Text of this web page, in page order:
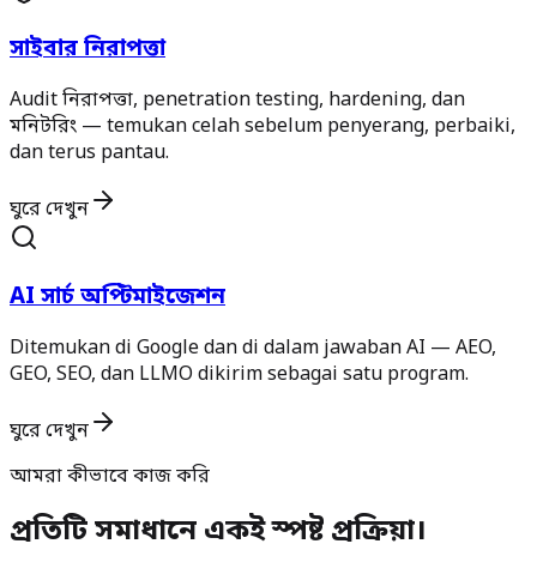
সাইবার নিরাপত্তা
Audit নিরাপত্তা, penetration testing, hardening, dan
মনিটরিং — temukan celah sebelum penyerang, perbaiki,
dan terus pantau.
ঘুরে দেখুন
AI সার্চ অপ্টিমাইজেশন
Ditemukan di Google dan di dalam jawaban AI — AEO,
GEO, SEO, dan LLMO dikirim sebagai satu program.
ঘুরে দেখুন
আমরা কীভাবে কাজ করি
প্রতিটি সমাধানে একই স্পষ্ট প্রক্রিয়া।